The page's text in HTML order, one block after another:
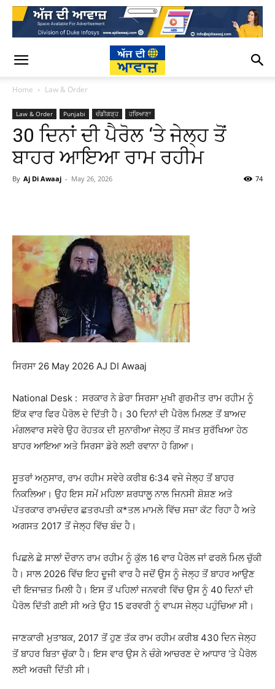
Home Law & Order
Law & Order Punjabi ਚੰਡੀਗੜ੍ਹ ਹਰਿਆਣਾ
30 ਦਿਨਾਂ ਦੀ ਪੈਰੋਲ ‘ਤੇ ਜੇਲ੍ਹ ਤੋਂ
ਬਾਹਰ ਆਇਆ ਰਾਮ ਰਹੀਮ
By Aj Di Awaaj - May 26, 2026 74
ਸਿਰਸਾ 26 May 2026 AJ DI Awaaj
National Desk : ਸਰਕਾਰ ਨੇ ਡੇਰਾ ਸਿਰਸਾ ਮੁਖੀ ਗੁਰਮੀਤ ਰਾਮ ਰਹੀਮ ਨੂੰ
ਇੱਕ ਵਾਰ ਫਿਰ ਪੈਰੋਲ ਦੇ ਦਿੱਤੀ ਹੈ। 30 ਦਿਨਾਂ ਦੀ ਪੈਰੋਲ ਮਿਲਣ ਤੋਂ ਬਾਅਦ
ਮੰਗਲਵਾਰ ਸਵੇਰੇ ਉਹ ਰੋਹਤਕ ਦੀ ਸੁਨਾਰੀਆ ਜੇਲ੍ਹ ਤੋਂ ਸਖ਼ਤ ਸੁਰੱਖਿਆ ਹੇਠ
ਬਾਹਰ ਆਇਆ ਅਤੇ ਸਿਰਸਾ ਡੇਰੇ ਲਈ ਰਵਾਨਾ ਹੋ ਗਿਆ।
ਸੂਤਰਾਂ ਅਨੁਸਾਰ, ਰਾਮ ਰਹੀਮ ਸਵੇਰੇ ਕਰੀਬ 6:34 ਵਜੇ ਜੇਲ੍ਹ ਤੋਂ ਬਾਹਰ
ਨਿਕਲਿਆ। ਉਹ ਇਸ ਸਮੇਂ ਮਹਿਲਾ ਸ਼ਰਧਾਲੂ ਨਾਲ ਜਿਨਸੀ ਸ਼ੋਸ਼ਣ ਅਤੇ
ਪੱਤਰਕਾਰ ਰਾਮਚੰਦਰ ਛਤਰਪਤੀ ਕ*ਤਲ ਮਾਮਲੇ ਵਿੱਚ ਸਜ਼ਾ ਕੱਟ ਰਿਹਾ ਹੈ ਅਤੇ
ਅਗਸਤ 2017 ਤੋਂ ਜੇਲ੍ਹ ਵਿੱਚ ਬੰਦ ਹੈ।
ਪਿਛਲੇ ਛੇ ਸਾਲਾਂ ਦੌਰਾਨ ਰਾਮ ਰਹੀਮ ਨੂੰ ਕੁੱਲ 16 ਵਾਰ ਪੈਰੋਲ ਜਾਂ ਫਰਲੋ ਮਿਲ ਚੁੱਕੀ
ਹੈ। ਸਾਲ 2026 ਵਿੱਚ ਇਹ ਦੂਜੀ ਵਾਰ ਹੈ ਜਦੋਂ ਉਸ ਨੂੰ ਜੇਲ੍ਹ ਤੋਂ ਬਾਹਰ ਆਉਣ
ਦੀ ਇਜਾਜ਼ਤ ਮਿਲੀ ਹੈ। ਇਸ ਤੋਂ ਪਹਿਲਾਂ ਜਨਵਰੀ ਵਿੱਚ ਉਸ ਨੂੰ 40 ਦਿਨਾਂ ਦੀ
ਪੈਰੋਲ ਦਿੱਤੀ ਗਈ ਸੀ ਅਤੇ ਉਹ 15 ਫਰਵਰੀ ਨੂੰ ਵਾਪਸ ਜੇਲ੍ਹ ਪਹੁੰਚਿਆ ਸੀ।
ਜਾਣਕਾਰੀ ਮੁਤਾਬਕ, 2017 ਤੋਂ ਹੁਣ ਤੱਕ ਰਾਮ ਰਹੀਮ ਕਰੀਬ 430 ਦਿਨ ਜੇਲ੍ਹ
ਤੋਂ ਬਾਹਰ ਬਿਤਾ ਚੁੱਕਾ ਹੈ। ਇਸ ਵਾਰ ਉਸ ਨੇ ਚੰਗੇ ਆਚਰਣ ਦੇ ਆਧਾਰ ‘ਤੇ ਪੈਰੋਲ
ਲਈ ਅਰਜ਼ੀ ਦਿੱਤੀ ਸੀ।